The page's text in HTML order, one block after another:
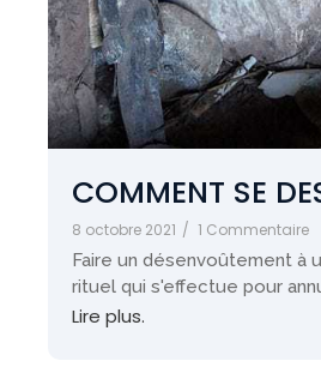
COMMENT SE
8 octobre 2021 / 1 Commentaire
Faire un désenvoûtement à
rituel qui s'effectue pour
Lire plus.